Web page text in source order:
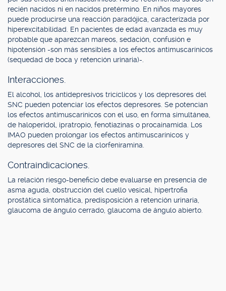
recién nacidos ni en nacidos pretérmino. En niños mayores
puede producirse una reacción paradójica, caracterizada por
hiperexcitabilidad. En pacientes de edad avanzada es muy
probable que aparezcan mareos, sedación, confusión e
hipotensión -son más sensibles a los efectos antimuscarínicos
(sequedad de boca y retención urinaria)-.
Interacciones.
El alcohol, los antidepresivos tricíclicos y los depresores del
SNC pueden potenciar los efectos depresores. Se potencian
los efectos antimuscarínicos con el uso, en forma simultánea,
de haloperidol, ipratropio, fenotiazinas o procainamida. Los
IMAO pueden prolongar los efectos antimuscarínicos y
depresores del SNC de la clorfeniramina.
Contraindicaciones.
La relación riesgo-beneficio debe evaluarse en presencia de
asma aguda, obstrucción del cuello vesical, hipertrofia
prostática sintomática, predisposición a retención urinaria,
glaucoma de ángulo cerrado, glaucoma de ángulo abierto.